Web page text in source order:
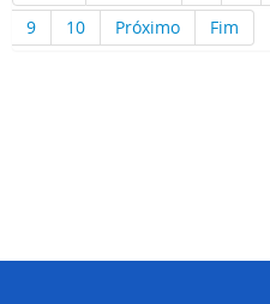
9
10 Próximo Fim